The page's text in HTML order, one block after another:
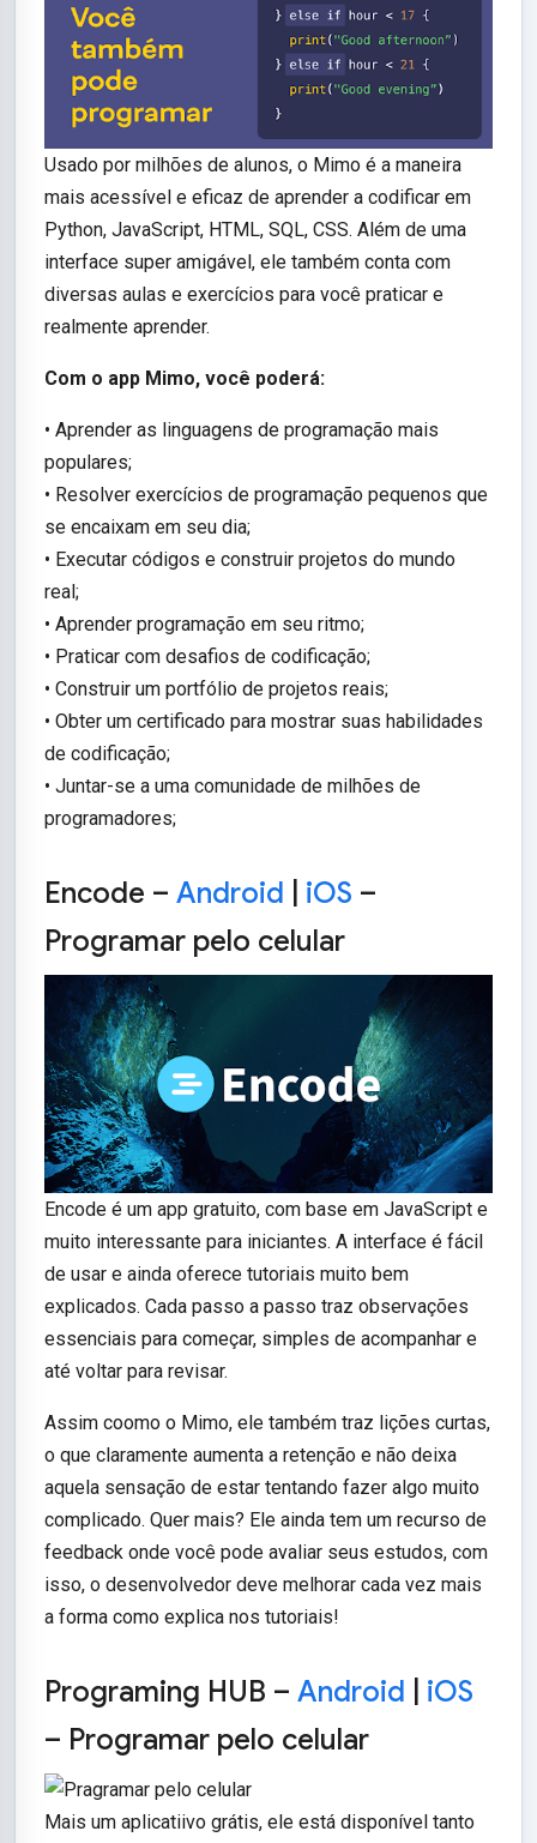
Usado por milhões de alunos, o Mimo é a maneira
mais acessível e eficaz de aprender a codificar em
Python, JavaScript, HTML, SQL, CSS. Além de uma
interface super amigável, ele também conta com
diversas aulas e exercícios para você praticar e
realmente aprender.
Com o app Mimo, você poderá:
• Aprender as linguagens de programação mais
populares;
• Resolver exercícios de programação pequenos que
se encaixam em seu dia;
• Executar códigos e construir projetos do mundo
real;
• Aprender programação em seu ritmo;
• Praticar com desafios de codificação;
• Construir um portfólio de projetos reais;
• Obter um certificado para mostrar suas habilidades
de codificação;
• Juntar-se a uma comunidade de milhões de
programadores;
Encode – Android iOS –
Programar pelo celular
Encode é um app gratuito, com base em JavaScript e
muito interessante para iniciantes. A interface é fácil
de usar e ainda oferece tutoriais muito bem
explicados. Cada passo a passo traz observações
essenciais para começar, simples de acompanhar e
até voltar para revisar.
Assim coomo o Mimo, ele também traz lições curtas,
o que claramente aumenta a retenção e não deixa
aquela sensação de estar tentando fazer algo muito
complicado. Quer mais? Ele ainda tem um recurso de
feedback onde você pode avaliar seus estudos, com
isso, o desenvolvedor deve melhorar cada vez mais
a forma como explica nos tutoriais!
Programing HUB – Android
iOS
– Programar pelo celular
Mais um aplicatiivo grátis, ele está disponível tanto